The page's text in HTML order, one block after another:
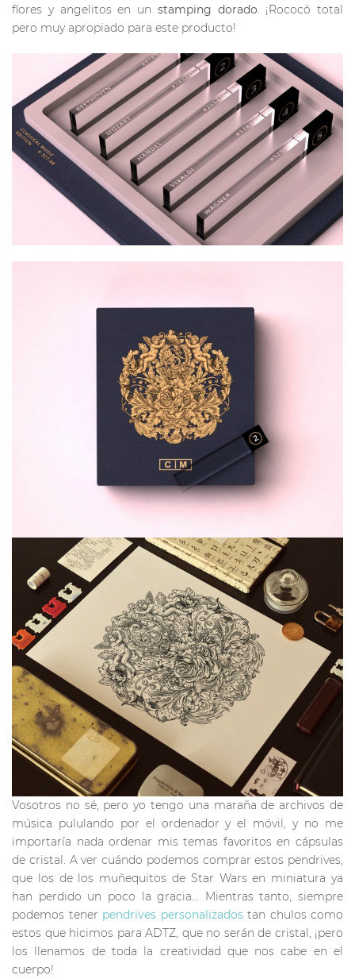
flores y angelitos en un stamping dorado. ¡Rococó total
pero muy apropiado para este producto!
Vosotros no sé, pero yo tengo una maraña de archivos de
música pululando por el ordenador y el móvil, y no me
importaría nada ordenar mis temas favoritos en cápsulas
de cristal. A ver cuándo podemos comprar estos pendrives,
que los de los muñequitos de Star Wars en miniatura ya
han perdido un poco la gracia… Mientras tanto, siempre
podemos tener pendrives personalizadostan chulos como
estos que hicimos para ADTZ, que no serán de cristal, ¡pero
los llenamos de toda la creatividad que nos cabe en el
cuerpo!